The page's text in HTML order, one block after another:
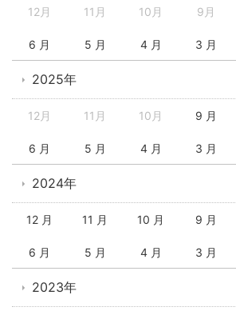
12月 11月 10月 9月
6 月 5 月 4 月 3 月
2025年
12月 11月 10月 9 月
6 月 5 月 4 月 3 月
2024年
12 月 11 月 10 月 9 月
6 月 5 月 4 月 3 月
2023年